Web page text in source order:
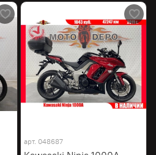
арт. 048687